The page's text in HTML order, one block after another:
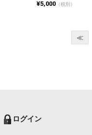
¥5,000 （税別）
≪
ログイン